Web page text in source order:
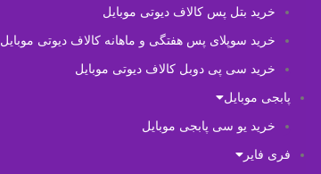
خرید بتل پس کالاف دیوتی موبایل
خرید سوپلای پس هفتگی و ماهانه کالاف دیوتی موبایل
خرید سی پی دوبل کالاف دیوتی موبایل
پابجی موبایل
خرید یو سی پابجی موبایل
فری فایر